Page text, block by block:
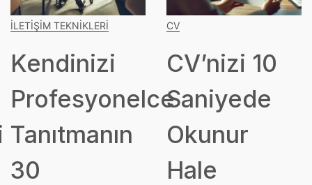
İLETIŞIM TEKNIKLERI
Kendinizi
Profesyonelce
Tanıtmanın
30
CV
CV’nizi 10
Saniyede
Okunur
Hale